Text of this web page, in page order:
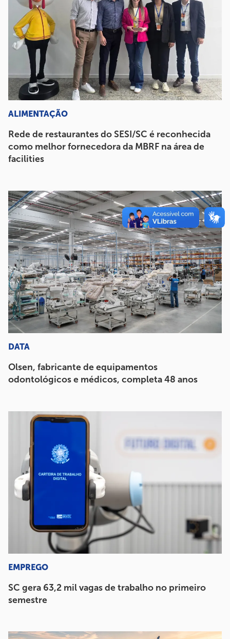
ALIMENTAÇÃO
Rede de restaurantes do SESI/SC é reconhecida
como melhor fornecedora da MBRF na área de
facilities
DATA
Olsen, fabricante de equipamentos
odontológicos e médicos, completa 48 anos
EMPREGO
SC gera 63,2 mil vagas de trabalho no primeiro
semestre